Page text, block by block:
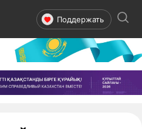
Поддержать